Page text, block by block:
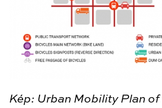
Kép: Urban Mobility Plan